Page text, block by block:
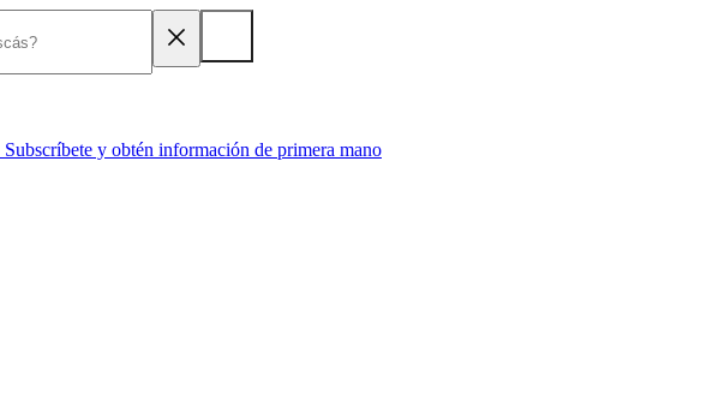
y obtén información de primera mano